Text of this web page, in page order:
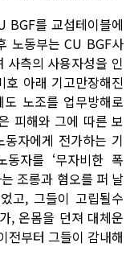
BGF를 교섭테이블에
노동부는 CU BGF사
사측의 사용자성을 인
아래 기고만장해진
노조를 업무방해로
피해와 그에 따른 보
자에게 전가하는 기
동자를 ‘무자비한 폭
조롱과 혐오를 퍼 날
고, 그들이 고립될수
, 온몸을 던져 대체운
전부터 그들이 감내해